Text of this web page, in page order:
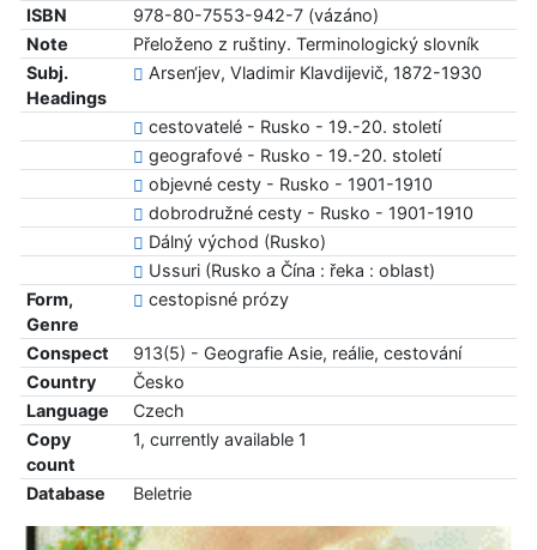
ISBN
978-80-7553-942-7 (vázáno)
Note
Přeloženo z ruštiny. Terminologický slovník
Subj.
Headings
Arsen‘jev, Vladimir Klavdijevič, 1872-1930
cestovatelé - Rusko - 19.-20. století
geografové - Rusko - 19.-20. století
objevné cesty - Rusko - 1901-1910
dobrodružné cesty - Rusko - 1901-1910
Dálný východ (Rusko)
Ussuri (Rusko a Čína : řeka : oblast)
Form,
Genre
cestopisné prózy
Conspect
913(5) - Geografie Asie, reálie, cestování
Country
Česko
Language
Czech
Copy
count
1, currently available 1
Database Beletrie